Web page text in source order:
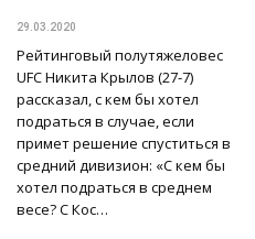
29.03.2020
Рейтинговый полутяжеловес
UFC Никита Крылов (27-7)
рассказал, с кем бы хотел
подраться в случае, если
примет решение спуститься в
средний дивизион: «С кем бы
хотел подраться в среднем
весе? С Кос…